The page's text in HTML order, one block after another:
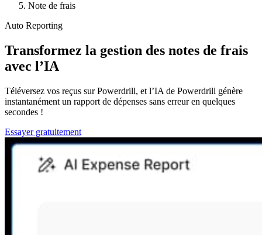
Note de frais
Auto Reporting
Transformez la gestion des notes de frais
avec l’IA
Téléversez vos reçus sur Powerdrill, et l’IA de Powerdrill génère
instantanément un rapport de dépenses sans erreur en quelques
secondes !
Essayer gratuitement